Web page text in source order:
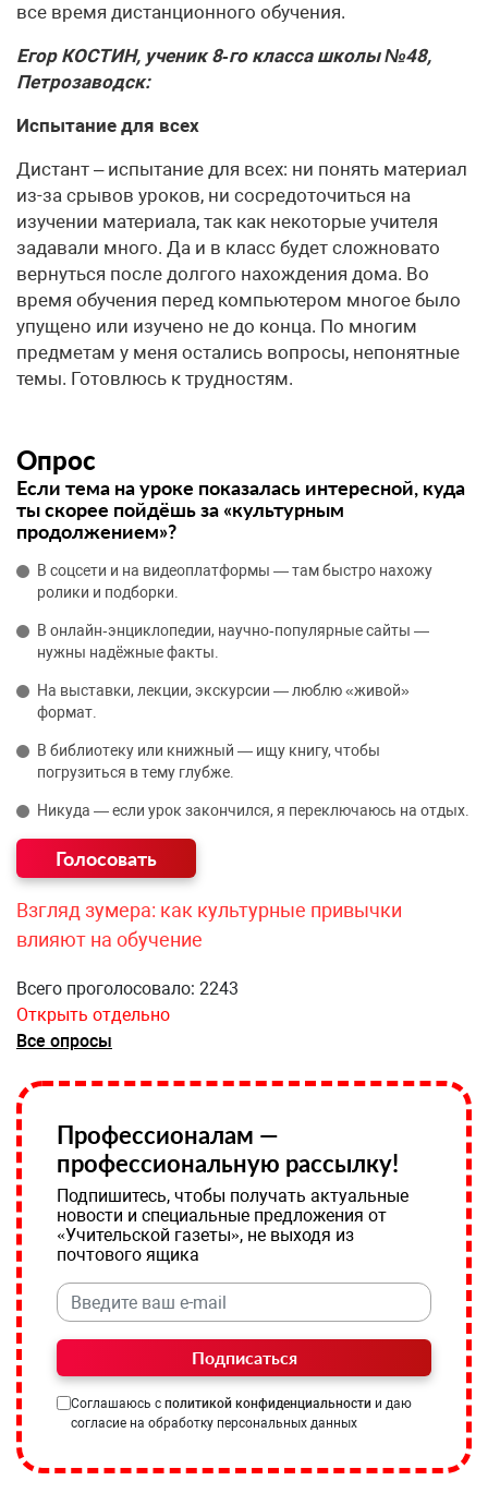
все время дистанционного обучения.
Егор КОСТИН, ученик 8‑го класса школы №48,
Петрозаводск:
Испытание для всех
Дистант – испытание для всех: ни понять материал
из-за срывов уроков, ни сосредоточиться на
изучении материала, так как некоторые учителя
задавали много. Да и в класс будет сложновато
вернуться после долгого нахождения дома. Во
время обучения перед компьютером многое было
упущено или изучено не до конца. По многим
предметам у меня остались вопросы, непонятные
темы. Готовлюсь к трудностям.
Опрос
Если тема на уроке показалась интересной, куда
ты скорее пойдёшь за «культурным
продолжением»?
В соцсети и на видеоплатформы — там быстро нахожу
ролики и подборки.
В онлайн‑энциклопедии, научно‑популярные сайты —
нужны надёжные факты.
На выставки, лекции, экскурсии — люблю «живой»
формат.
В библиотеку или книжный — ищу книгу, чтобы
погрузиться в тему глубже.
Никуда — если урок закончился, я переключаюсь на отдых.
Взгляд зумера: как культурные привычки
влияют на обучение
Всего проголосовало: 2243
Открыть отдельно
Все опросы
Профессионалам —
профессиональную рассылку!
Подпишитесь, чтобы получать актуальные
новости и специальные предложения от
«Учительской газеты», не выходя из
почтового ящика
Подписаться
Соглашаюсь с политикой конфиденциальности и даю
согласие на обработку персональных данных